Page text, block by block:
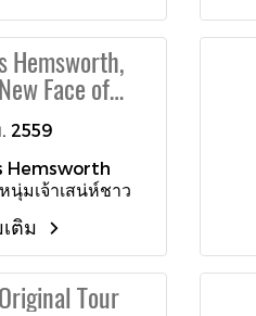
ะฝาหลัง และยัง
เล่นสุดพิเศษคือ
ปริงไดรฟ์ ที่บอก
ย่างเงียบสนิทและ
งโดยปราศจาก
สานกับเทคโนโลยี
วามหนืดของ
มาควบคุมอัตรา
เร็วจังหวะการตีของ
ให้การแสดงเวลา
และปราศจาก
ลไก ทั้งนี้ยังทำให้
ตีระฆังบอกนาทีดัง
ชี่ยวชาญในวัสดุ
องตนกับความ
รงแม่นยำของการ
ฐ์นาฬิกาสวิส
Hemsworth,
Face of
2559
Hemsworth
นุ่มเจ้าเสน่ห์ชาว
ตรเลีย ผู้มีดีกรีความ
กระจายจนได้เป็น
ฮอลลีวูดคนใหม่
ด้วยตำแหน่ง
Man Alive”
ติม
Tour